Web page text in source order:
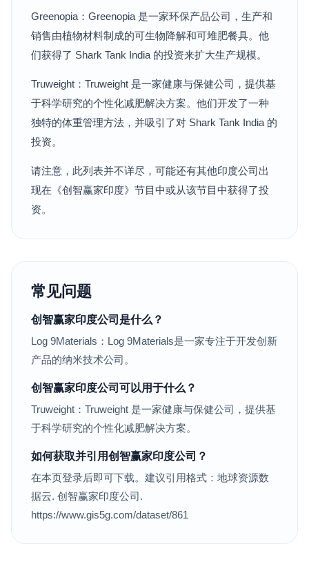
Greenopia：Greenopia 是一家环保产品公司，生产和
销售由植物材料制成的可生物降解和可堆肥餐具。他
们获得了 Shark Tank India 的投资来扩大生产规模。
Truweight：Truweight 是一家健康与保健公司，提供基
于科学研究的个性化减肥解决方案。他们开发了一种
独特的体重管理方法，并吸引了对 Shark Tank India 的
投资。
请注意，此列表并不详尽，可能还有其他印度公司出
现在《创智赢家印度》节目中或从该节目中获得了投
资。
常见问题
创智赢家印度公司是什么？
Log 9Materials：Log 9Materials是一家专注于开发创新
产品的纳米技术公司。
创智赢家印度公司可以用于什么？
Truweight：Truweight 是一家健康与保健公司，提供基
于科学研究的个性化减肥解决方案。
如何获取并引用创智赢家印度公司？
在本页登录后即可下载。建议引用格式：地球资源数
据云. 创智赢家印度公司.
https://www.gis5g.com/dataset/861